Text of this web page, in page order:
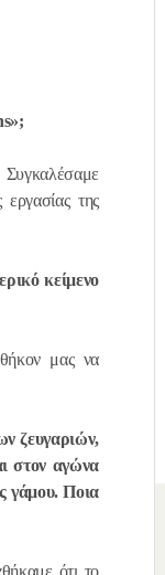
»;
της
κείμενο
μας να
ζευγαριών,
στον αγώνα
γάμου. Ποια
ότι το
με τον
και